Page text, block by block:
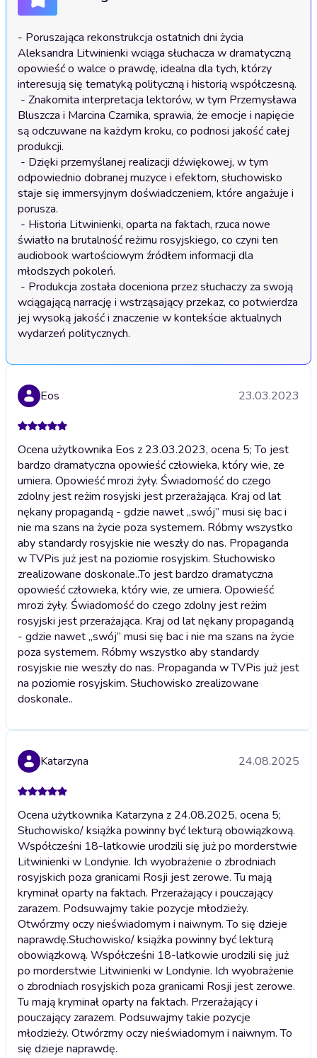
- Poruszająca rekonstrukcja ostatnich dni życia
Aleksandra Litwinienki wciąga słuchacza w dramatyczną
opowieść o walce o prawdę, idealna dla tych, którzy
interesują się tematyką polityczną i historią współczesną.
Bluszcza i Marcina Czarnika, sprawia, że emocje i napięcie
są odczuwane na każdym kroku, co podnosi jakość całej
produkcji.
odpowiednio dobranej muzyce i efektom, słuchowisko
staje się immersyjnym doświadczeniem, które angażuje i
porusza.
światło na brutalność reżimu rosyjskiego, co czyni ten
audiobook wartościowym źródłem informacji dla
młodszych pokoleń.
wciągającą narrację i wstrząsający przekaz, co potwierdza
jej wysoką jakość i znaczenie w kontekście aktualnych
Eos 23.03.2023
Ocena użytkownika Eos z 23.03.2023, ocena 5; To jest
bardzo dramatyczna opowieść człowieka, który wie, ze
umiera. Opowieść mrozi żyły. Świadomość do czego
zdolny jest reżim rosyjski jest przerażająca. Kraj od lat
nękany propagandą - gdzie nawet „swój” musi się bac i
nie ma szans na życie poza systemem. Róbmy wszystko
aby standardy rosyjskie nie weszły do nas. Propaganda
w TVPis już jest na poziomie rosyjskim. Słuchowisko
zrealizowane doskonale..To jest bardzo dramatyczna
opowieść człowieka, który wie, ze umiera. Opowieść
mrozi żyły. Świadomość do czego zdolny jest reżim
rosyjski jest przerażająca. Kraj od lat nękany propagandą
- gdzie nawet „swój” musi się bac i nie ma szans na życie
poza systemem. Róbmy wszystko aby standardy
rosyjskie nie weszły do nas. Propaganda w TVPis już jest
na poziomie rosyjskim. Słuchowisko zrealizowane
doskonale..
Katarzyna 24.08.2025
Ocena użytkownika Katarzyna z 24.08.2025, ocena 5;
Słuchowisko/ książka powinny być lekturą obowiązkową.
Współcześni 18-latkowie urodzili się już po morderstwie
Litwinienki w Londynie. Ich wyobrażenie o zbrodniach
rosyjskich poza granicami Rosji jest zerowe. Tu mają
kryminał oparty na faktach. Przerażający i pouczający
zarazem. Podsuwajmy takie pozycje młodzieży.
Otwórzmy oczy nieświadomym i naiwnym. To się dzieje
naprawdę.Słuchowisko/ książka powinny być lekturą
obowiązkową. Współcześni 18-latkowie urodzili się już
po morderstwie Litwinienki w Londynie. Ich wyobrażenie
o zbrodniach rosyjskich poza granicami Rosji jest zerowe.
Tu mają kryminał oparty na faktach. Przerażający i
pouczający zarazem. Podsuwajmy takie pozycje
młodzieży. Otwórzmy oczy nieświadomym i naiwnym. To
się dzieje naprawdę.